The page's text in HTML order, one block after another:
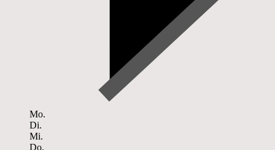
Mo.
Di.
Mi.
Do.